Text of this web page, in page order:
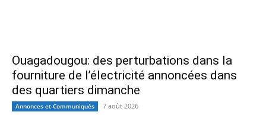
Ouagadougou: des perturbations dans la
fourniture de l’électricité annoncées dans
des quartiers dimanche
Annonces et Communiqués 7 août 2026